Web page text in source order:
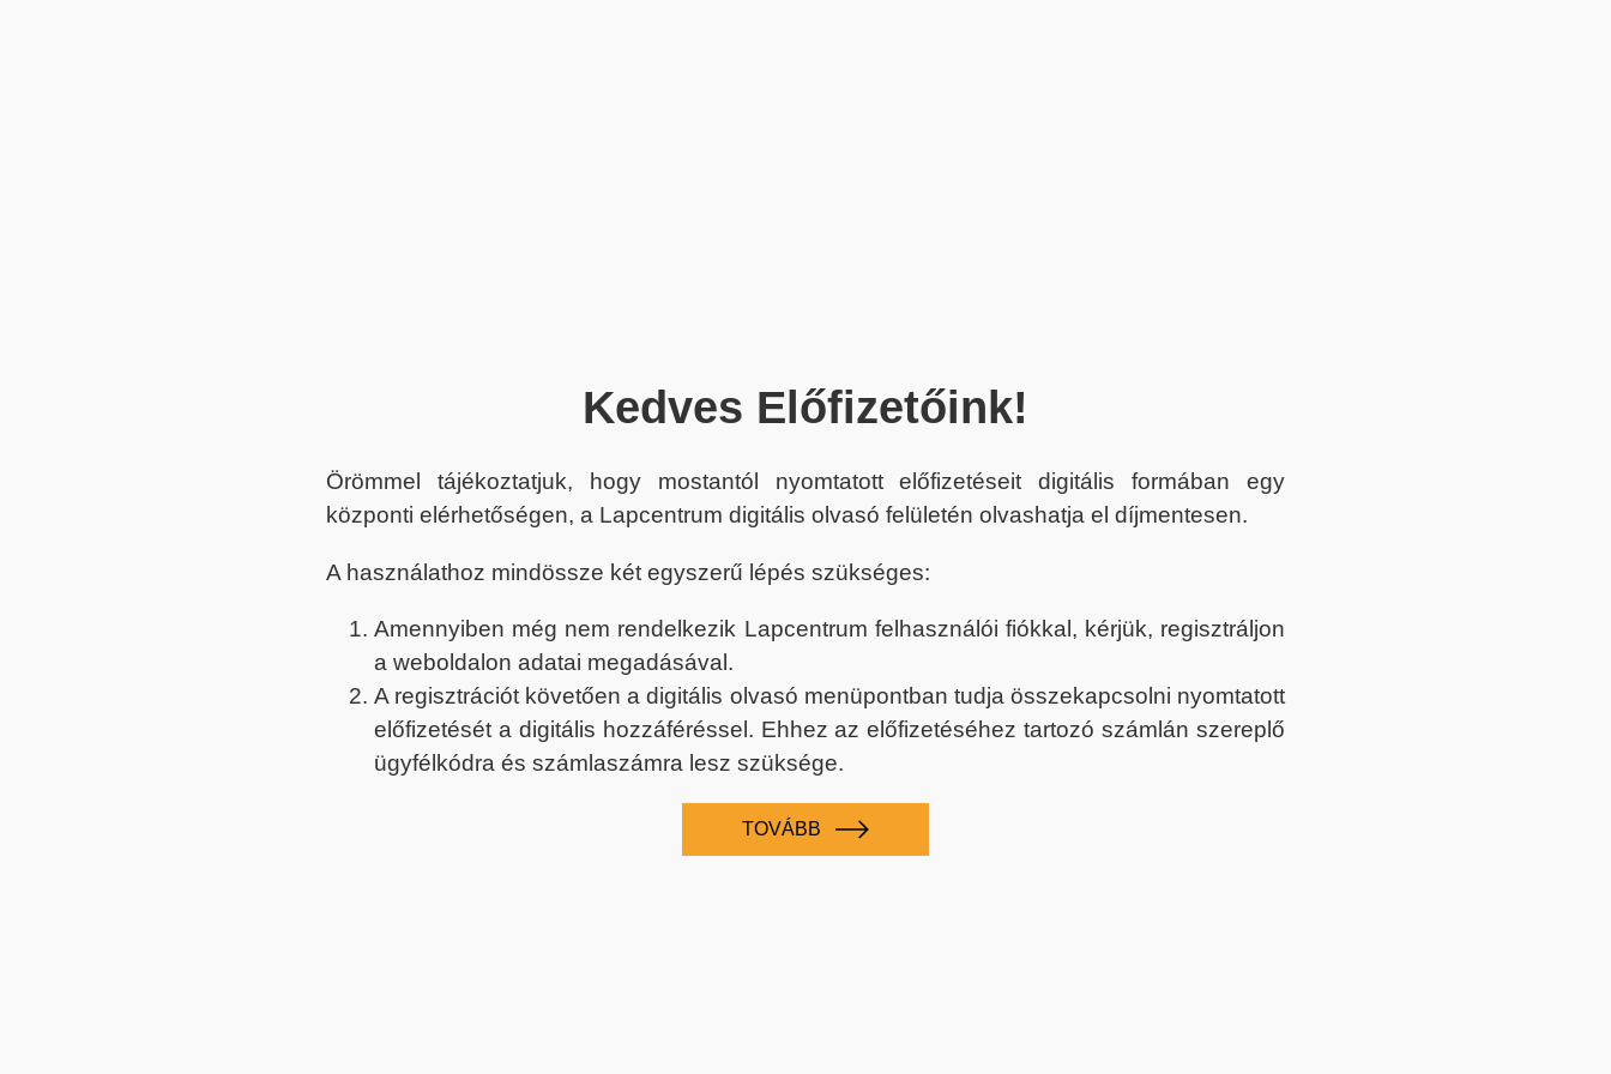
Kedves Előfizetőink!
Örömmel tájékoztatjuk, hogy mostantól nyomtatott előfizetéseit digitális formában egy
központi elérhetőségen, a Lapcentrum digitális olvasó felületén olvashatja el díjmentesen.
A használathoz mindössze két egyszerű lépés szükséges:
Amennyiben még nem rendelkezik Lapcentrum felhasználói fiókkal, kérjük, regisztráljon
a weboldalon adatai megadásával.
A regisztrációt követően a digitális olvasó menüpontban tudja összekapcsolni nyomtatott
előfizetését a digitális hozzáféréssel. Ehhez az előfizetéséhez tartozó számlán szereplő
ügyfélkódra és számlaszámra lesz szüksége.
TOVÁBB